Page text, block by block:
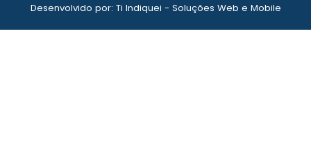
Desenvolvido por: Ti Indiquei - Soluções Web e Mobile